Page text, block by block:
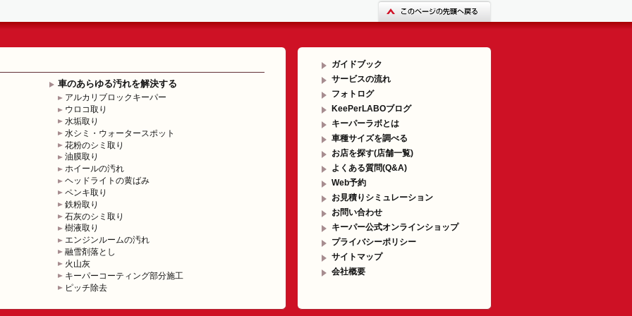
車のあらゆる汚れを解決する
アルカリブロックキーパー
ウロコ取り
水垢取り
水シミ・ウォータースポット
花粉のシミ取り
油膜取り
ホイールの汚れ
ヘッドライトの黄ばみ
ペンキ取り
鉄粉取り
石灰のシミ取り
樹液取り
エンジンルームの汚れ
融雪剤落とし
火山灰
キーパーコーティング部分施工
ピッチ除去
ガイドブック
サービスの流れ
フォトログ
KeePerLABOブログ
キーパーラボとは
車種サイズを調べる
お店を探す(店舗一覧)
よくある質問(Q&A)
Web予約
お見積りシミュレーション
お問い合わせ
キーパー公式オンラインショップ
プライバシーポリシー
サイトマップ
会社概要